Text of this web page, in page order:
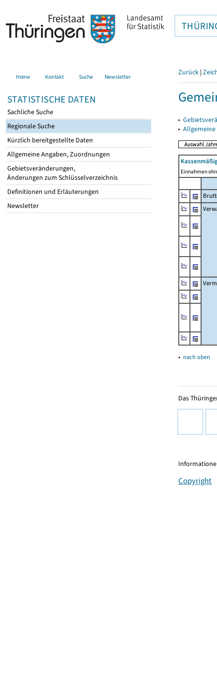
Home Kontakt Suche Newsletter
STATISTISCHE DATEN
Sachliche Suche
Regionale Suche
Kürzlich bereitgestellte Daten
Allgemeine Angaben, Zuordnungen
Gebietsveränderungen,
Änderungen zum Schlüsselverzeichnis
Definitionen und Erläuterungen
Newsletter
Zurück |
▸
▸
Einnahmen
▴ nach oben
Das
Copyright